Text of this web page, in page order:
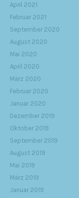
April 2021
Februar 2021
September 2020
August 2020
Mai 2020
April 2020
März 2020
Februar 2020
Januar 2020
Dezember 2019
Oktober 2019
September 2019
August 2019
Mai 2019
März 2019
Januar 2019